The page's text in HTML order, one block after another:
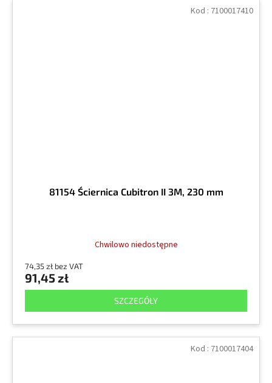
81154 Ściernica Cubitron II 3M, 230 mm
Chwilowo niedostępne
74,35 zł bez VAT
91,45 zł
SZCZEGÓŁY
Kod : 7100017410
Kod : 7100017404